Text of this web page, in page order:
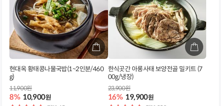
현대옥 황태콩나물국밥(1~2인분/460
g)
8% 10,900원
11,900원
한식곳간 아롱사태 보양전골 밀키트 (7
00g/냉장)
16% 19,900원
23,900원